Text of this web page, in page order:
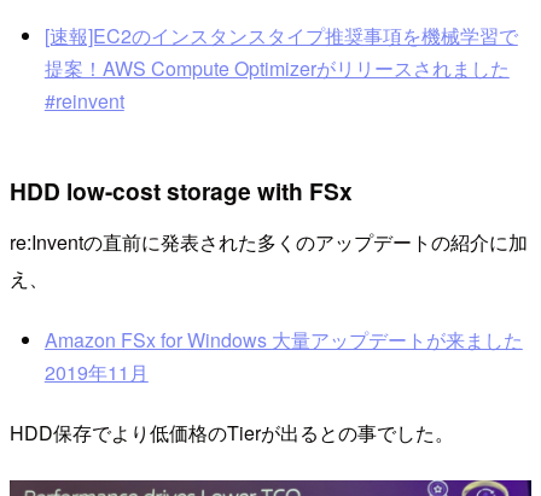
[速報]EC2のインスタンスタイプ推奨事項を機械学習で
提案！AWS Compute Optimizerがリリースされました
#reinvent
HDD low-cost storage with FSx
re:Inventの直前に発表された多くのアップデートの紹介に加
え、
Amazon FSx for Windows 大量アップデートが来ました
2019年11月
HDD保存でより低価格のTierが出るとの事でした。